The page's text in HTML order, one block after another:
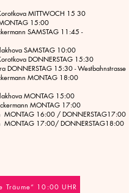
MITTWOCH 15 30
15:00
SAMSTAG 11:45 -
SAMSTAG 10:00
DONNERSTAG 15:30
DONNERSTAG 15:30 - Westbahnstrasse
MONTAG 18:00
MONTAG 15:00
MONTAG 17:00
MONTAG 16:00 / DONNERSTAG17:00
MONTAG 17:00/ DONNERSTAG18:00
Träume“ 10:00 UHR